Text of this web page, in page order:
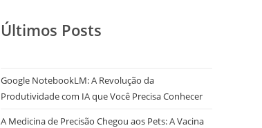
Últimos Posts
Google NotebookLM: A Revolução da
Produtividade com IA que Você Precisa Conhecer
A Medicina de Precisão Chegou aos Pets: A Vacina